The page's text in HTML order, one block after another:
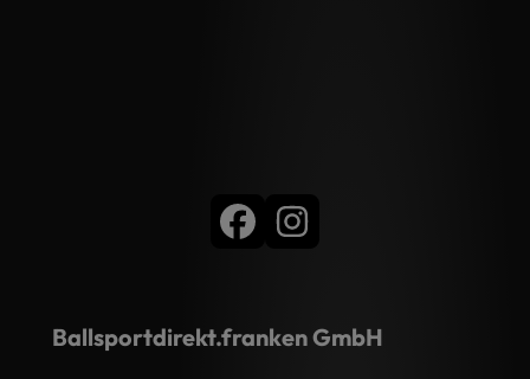
Ballsportdirekt.franken GmbH